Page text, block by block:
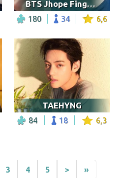
BTS Jhope Finger Heart
180 34 6,6
TAEHYNG
84 18 6,3
3 4 5 > »